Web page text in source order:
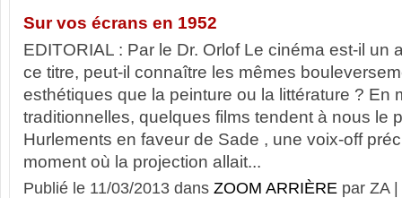
Sur vos écrans en 1952
EDITORIAL : Par le Dr. Orlof Le cinéma est-il un
ce titre, peut-il connaître les mêmes
esthétiques que la peinture ou la littérature ? En
traditionnelles, quelques films tendent à nous le
Hurlements en faveur de Sade , une voix-off
moment où la projection allait...
Publié le 11/03/2013 dans ZOOM ARRIÈRE par ZA |